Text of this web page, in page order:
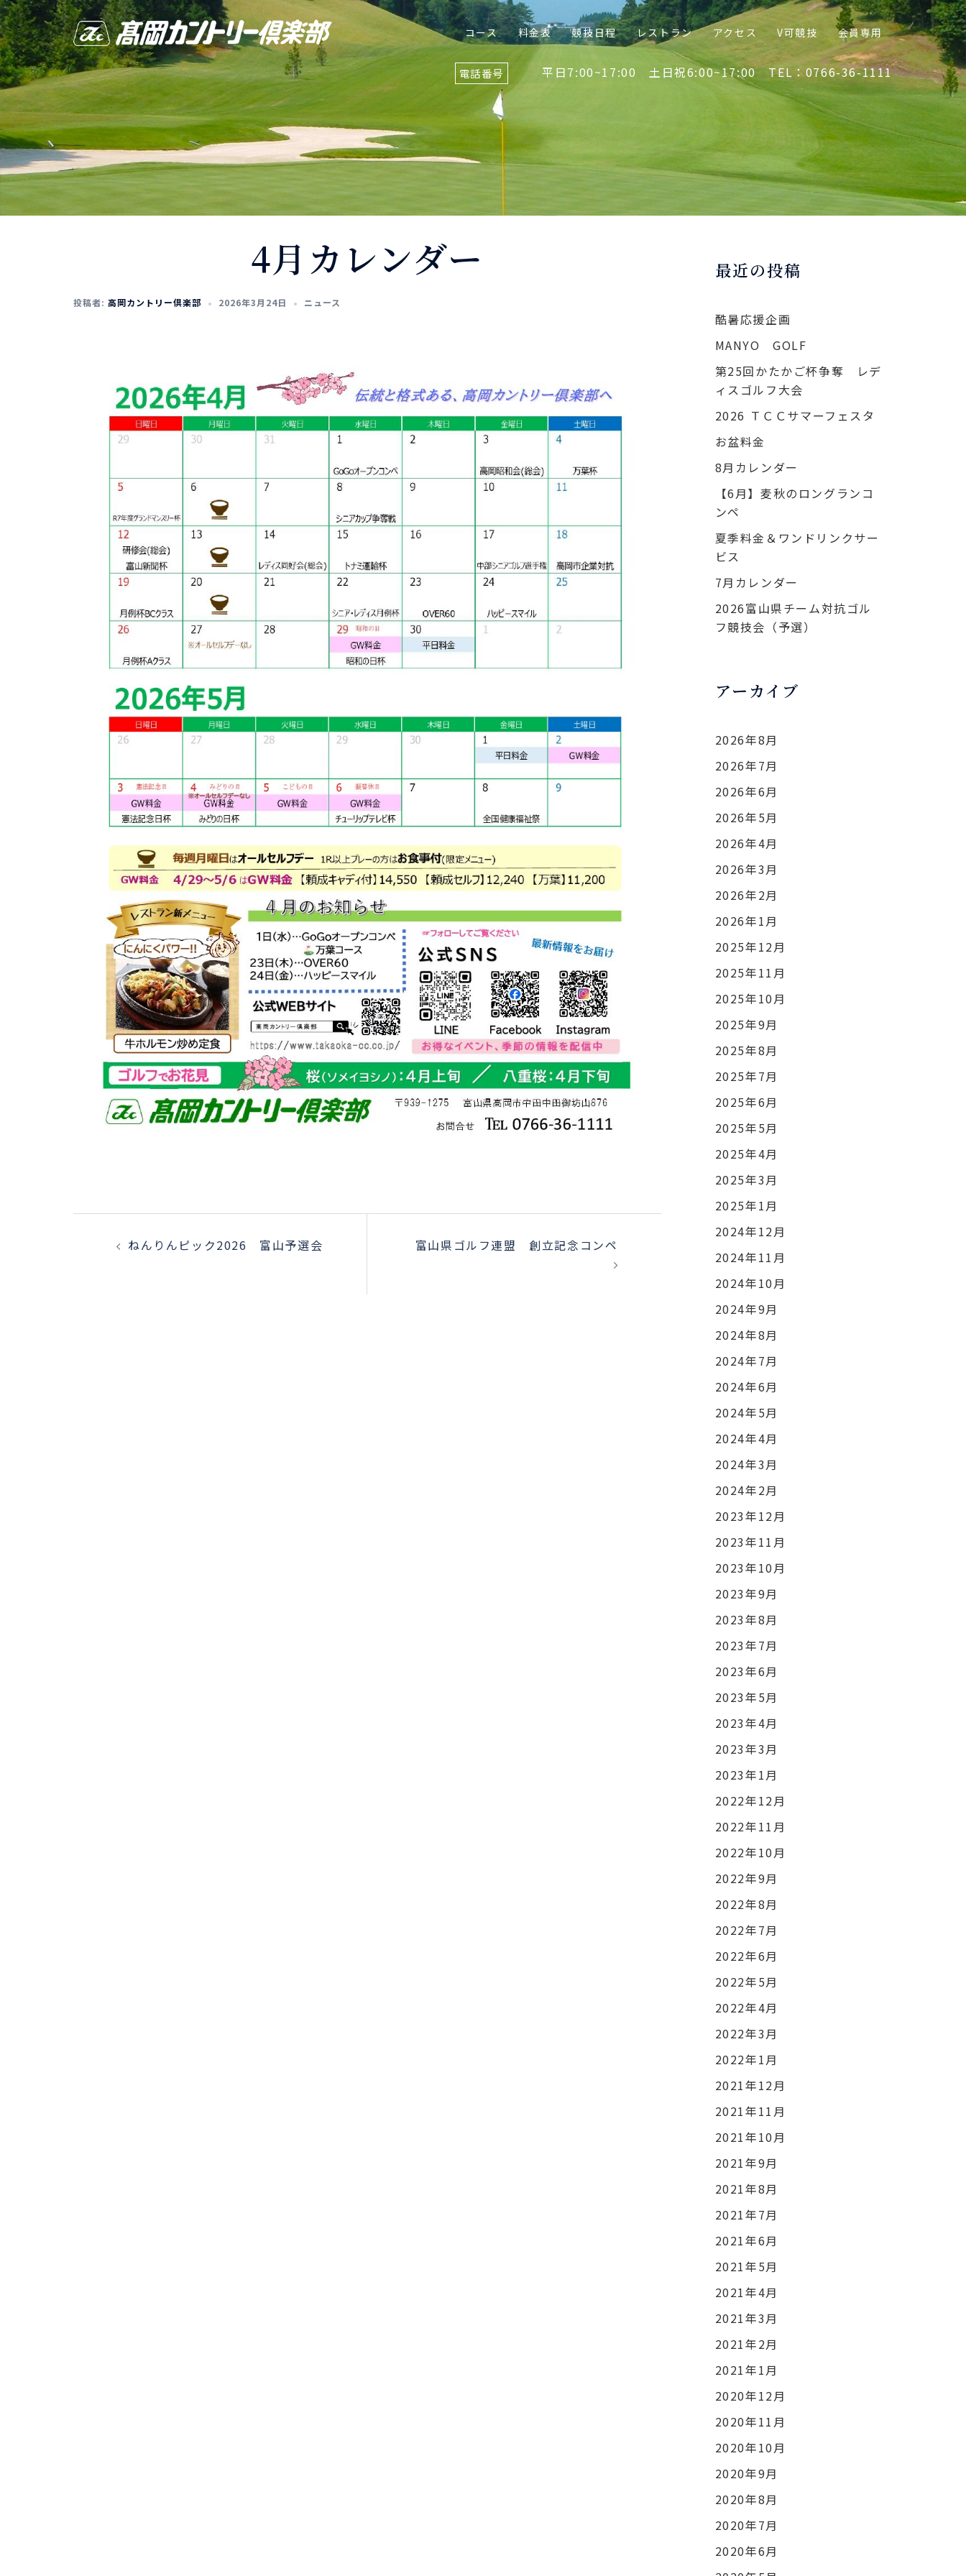
コース 料金表 競技日程 レストラン アクセス V可競技 会員専用
電話番号 平日7:00~17:00 土日祝6:00~17:00 TEL：0766-36-1111
4月カレンダー
投稿者: 高岡カントリー倶楽部 2026年3月24日 ニュース
ねんりんピック2026 富山予選会 富山県ゴルフ連盟 創立記念コンペ
最近の投稿
酷暑応援企画
MANYO GOLF
第25回かたかご杯争奪 レデ
ィスゴルフ大会
2026 ＴＣＣサマーフェスタ
お盆料金
8月カレンダー
【6月】麦秋のロングランコ
ンペ
夏季料金＆ワンドリンクサー
ビス
7月カレンダー
2026富山県チーム対抗ゴル
フ競技会（予選）
アーカイブ
2026年8月
2026年7月
2026年6月
2026年5月
2026年4月
2026年3月
2026年2月
2026年1月
2025年12月
2025年11月
2025年10月
2025年9月
2025年8月
2025年7月
2025年6月
2025年5月
2025年4月
2025年3月
2025年1月
2024年12月
2024年11月
2024年10月
2024年9月
2024年8月
2024年7月
2024年6月
2024年5月
2024年4月
2024年3月
2024年2月
2023年12月
2023年11月
2023年10月
2023年9月
2023年8月
2023年7月
2023年6月
2023年5月
2023年4月
2023年3月
2023年1月
2022年12月
2022年11月
2022年10月
2022年9月
2022年8月
2022年7月
2022年6月
2022年5月
2022年4月
2022年3月
2022年1月
2021年12月
2021年11月
2021年10月
2021年9月
2021年8月
2021年7月
2021年6月
2021年5月
2021年4月
2021年3月
2021年2月
2021年1月
2020年12月
2020年11月
2020年10月
2020年9月
2020年8月
2020年7月
2020年6月